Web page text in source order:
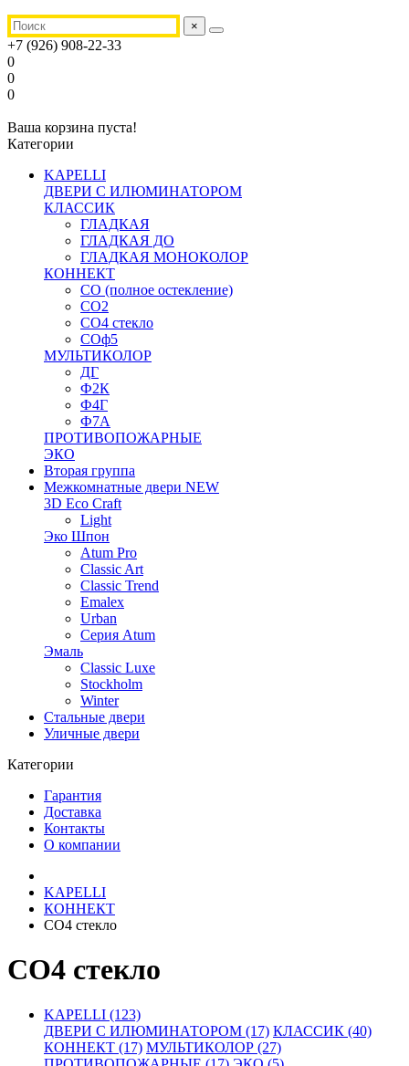
×
+7 (926) 908-22-33
0
0
0
Ваша корзина пуста!
Категории
KAPELLI
ДВЕРИ С ИЛЮМИНАТОРОМ
КЛАССИК
ГЛАДКАЯ
ГЛАДКАЯ ДО
ГЛАДКАЯ МОНОКОЛОР
КОННЕКТ
СО (полное остекление)
СО2
СО4 стекло
СОф5
МУЛЬТИКОЛОР
ДГ
Ф2К
Ф4Г
Ф7А
ПРОТИВОПОЖАРНЫЕ
ЭКО
Вторая группа
Межкомнатные двери NEW
3D Eco Craft
Light
Эко Шпон
Atum Pro
Classic Art
Classic Trend
Emalex
Urban
Серия Atum
Эмаль
Classic Luxe
Stockholm
Winter
Стальные двери
Уличные двери
Категории
Гарантия
Доставка
Контакты
О компании
KAPELLI
КОННЕКТ
СО4 стекло
СО4 стекло
KAPELLI (123)
ДВЕРИ С ИЛЮМИНАТОРОМ (17) КЛАССИК (40)
КОННЕКТ (17) МУЛЬТИКОЛОР (27)